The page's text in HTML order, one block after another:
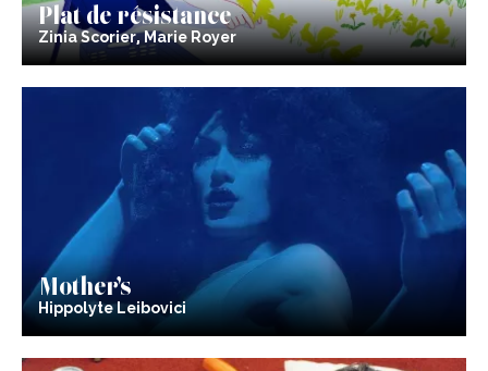
Plat de résistance
Zinia Scorier, Marie Royer
Mother’s
Hippolyte Leibovici